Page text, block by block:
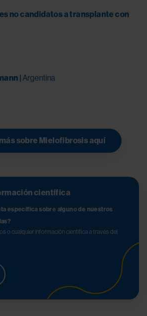
no candidatos a transplante con
| Argentina
sobre Mielofibrosis aquí
científica
específica sobre alguno de nuestros
o cualquier información científica a través del